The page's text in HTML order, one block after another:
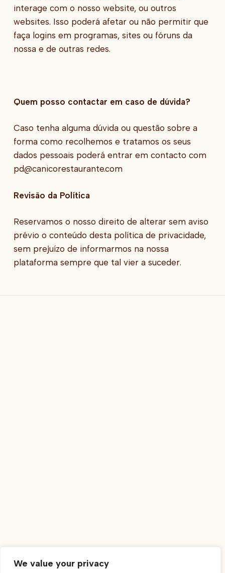
We value your privacy
interage com o nosso website, ou outros
websites. Isso poderá afetar ou não permitir que
faça logins em programas, sites ou fóruns da
nossa e de outras redes.
Quem posso contactar em caso de dúvida?
Caso tenha alguma dúvida ou questão sobre a
forma como recolhemos e tratamos os seus
dados pessoais poderá entrar em contacto com
pd@canicorestaurante.com
Revisão da Política
Reservamos o nosso direito de alterar sem aviso
prévio o conteúdo desta política de privacidade,
sem prejuízo de informarmos na nossa
plataforma sempre que tal vier a suceder.
Chamada para rede fixa nacional